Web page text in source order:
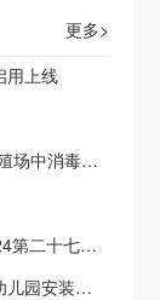
更多>
用上线
飞歌臭氧消毒机FG-L系列在养殖场中消毒杀菌的应用
广州飞歌环保科技有限公司2024第二十七届中国烘焙展览会展会风貌！
广州飞歌环保科技有限公司为幼儿园安装臭氧发生器